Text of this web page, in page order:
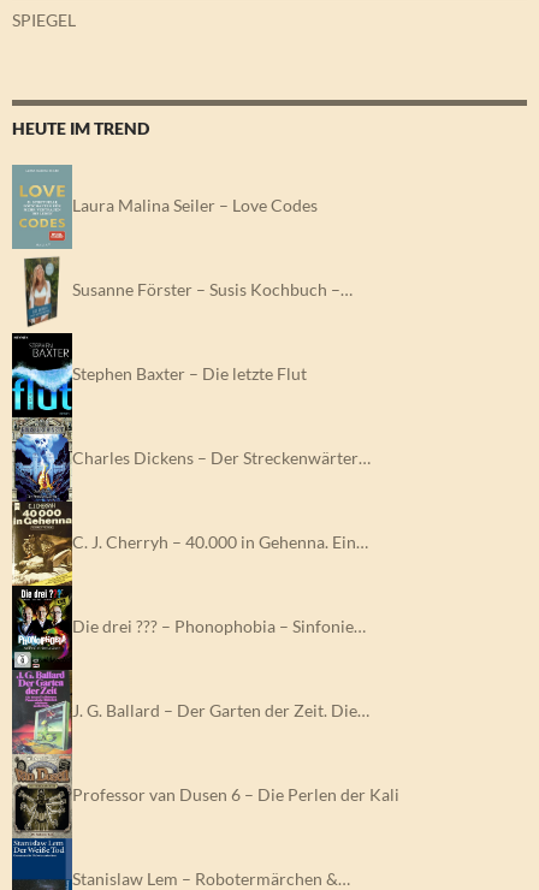
SPIEGEL
HEUTE IM TREND
Laura Malina Seiler – Love Codes
Susanne Förster – Susis Kochbuch –…
Stephen Baxter – Die letzte Flut
Charles Dickens – Der Streckenwärter…
C. J. Cherryh – 40.000 in Gehenna. Ein…
Die drei ??? – Phonophobia – Sinfonie…
J. G. Ballard – Der Garten der Zeit. Die…
Professor van Dusen 6 – Die Perlen der Kali
Stanislaw Lem – Robotermärchen &…